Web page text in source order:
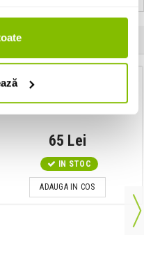
mai cumparat si:
Gravity GS FB 01
65 Lei
IN STOC
ADAUGA IN COS